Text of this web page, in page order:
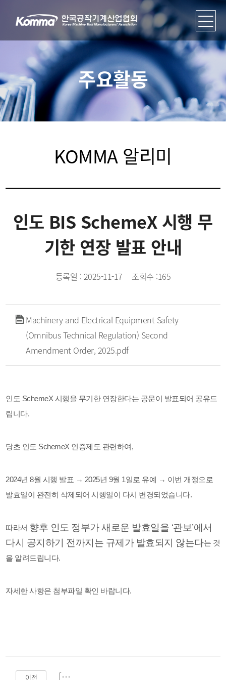
주요활동
KOMMA 알리미
인도 BIS SchemeX 시행 무
기한 연장 발표 안내
등록일 : 2025-11-17 조회수 :165
Machinery and Electrical Equipment Safety
(Omnibus Technical Regulation) Second
Amendment Order, 2025.pdf
인도 SchemeX 시행을 무기한 연장한다는 공문이 발표되어 공유드
립니다.
당초 인도 SchemeX 인증제도 관련하여,
2024년 8월 시행 발표 → 2025년 9월 1일로 유예 → 이번 개정으로
발효일이 완전히 삭제되어 시행일이 다시 변경되었습니다.
따라서 향후 인도 정부가 새로운 발효일을 ‘관보’에서
다시 공지하기 전까지는 규제가 발효되지 않는다는 것
을 알려드립니다.
자세한 사항은 첨부파일 확인 바랍니다.
이전 [입찰공고] SIMTOS 2026 참관객관리시스템 운영업체 선정 입찰공고